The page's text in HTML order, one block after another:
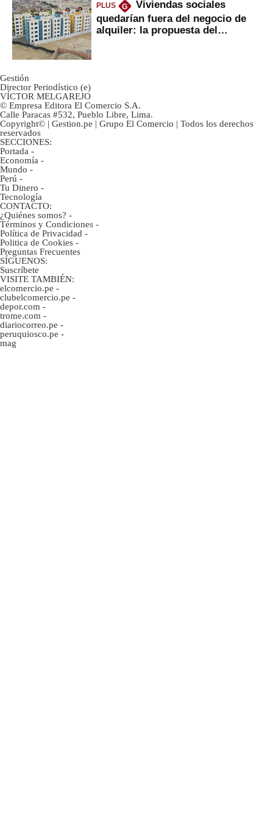
PLUS G
Viviendas sociales
quedarían fuera del negocio de
alquiler: la propuesta del
Gestión
Director Periodístico (e)
VÍCTOR MELGAREJO
© Empresa Editora El Comercio S.A.
Calle Paracas #532, Pueblo Libre, Lima.
Copyright© | Gestion.pe | Grupo El Comercio | Todos los derechos
reservados
SECCIONES:
Portada -
Economía -
Mundo -
Perú -
Tu Dinero -
Tecnología
CONTACTO:
¿Quiénes somos? -
Términos y Condiciones -
Política de Privacidad -
Politica de Cookies -
Preguntas Frecuentes
SÍGUENOS:
Suscríbete
VISITE TAMBIÉN:
elcomercio.pe -
clubelcomercio.pe -
depor.com -
trome.com -
diariocorreo.pe -
peruquiosco.pe -
mag